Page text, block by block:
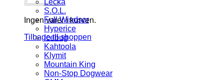
Ingen varer i kurven.
Tilbage til shoppen
Lecka
S.O.L.
Full Windsor
Hyperice
Icebug
Kahtoola
Klymit
Mountain King
Non-Stop Dogwear